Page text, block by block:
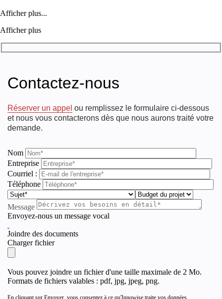
Afficher plus...
Afficher plus
Contactez-nous
Réserver un appel ou remplissez le formulaire ci-dessous
et nous vous contacterons dès que nous aurons traité votre
demande.
Nom
Entreprise
Courriel :
Téléphone
Message
Envoyez-nous un message vocal
Joindre des documents
Charger fichier
Vous pouvez joindre un fichier d'une taille maximale de 2 Mo.
Formats de fichiers valables : pdf, jpg, jpeg, png.
En cliquant sur Envoyer, vous consentez à ce qu'Innowise traite vos données